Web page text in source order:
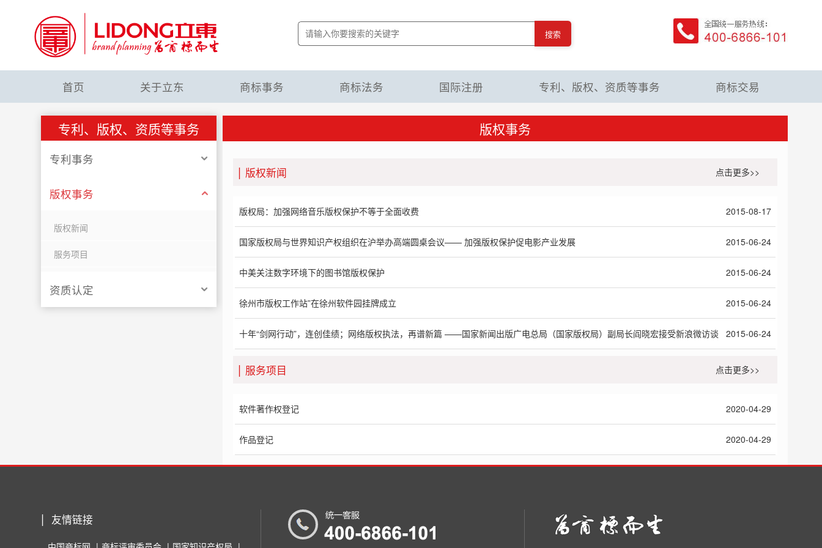
搜索
首页 关于立东 商标事务 商标法务 国际注册 专利、版权、资质等事务 商标交易
专利、版权、资质等事务
专利事务
版权事务
版权新闻
服务项目
资质认定
版权事务
版权新闻 点击更多>>
版权局：加强网络音乐版权保护不等于全面收费 2015-08-17
国家版权局与世界知识产权组织在沪举办高端圆桌会议—— 加强版权保护促电影产业发展 2015-06-24
中美关注数字环境下的图书馆版权保护 2015-06-24
徐州市版权工作站”在徐州软件园挂牌成立 2015-06-24
十年“剑网行动”，连创佳绩；网络版权执法，再谱新篇 ——国家新闻出版广电总局（国家版权局）副局长阎晓宏接受新浪微访谈 2015-06-24
服务项目 点击更多>>
软件著作权登记 2020-04-29
作品登记 2020-04-29
友情链接